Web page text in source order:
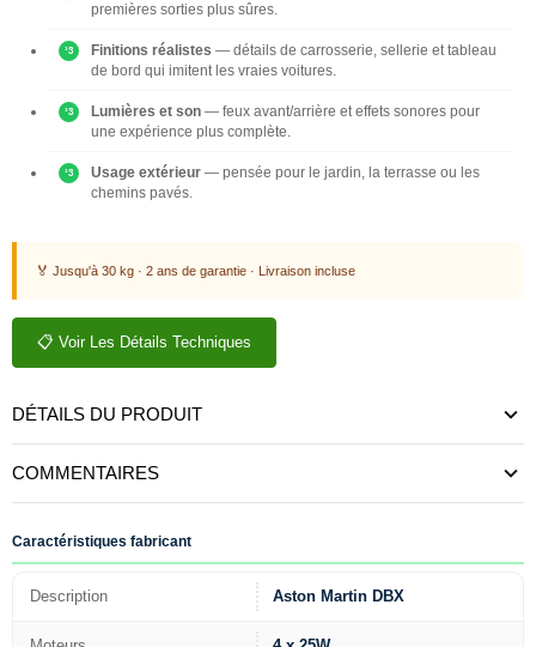
premières sorties plus sûres.
Finitions réalistes — détails de carrosserie, sellerie et tableau
de bord qui imitent les vraies voitures.
Lumières et son — feux avant/arrière et effets sonores pour
une expérience plus complète.
Usage extérieur — pensée pour le jardin, la terrasse ou les
chemins pavés.
🏅 Jusqu'à 30 kg · 2 ans de garantie · Livraison incluse
📋 Voir Les Détails Techniques
DÉTAILS DU PRODUIT
COMMENTAIRES
Caractéristiques fabricant
Description Aston Martin DBX